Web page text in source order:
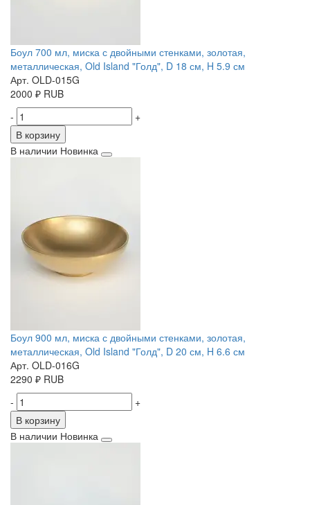
Боул 700 мл, миска с двойными стенками, золотая,
металлическая, Old Island "Голд", D 18 см, H 5.9 см
Арт. OLD-015G
2000 ₽ RUB
-
+
В корзину
В наличии Новинка
Боул 900 мл, миска с двойными стенками, золотая,
металлическая, Old Island "Голд", D 20 см, H 6.6 см
Арт. OLD-016G
2290 ₽ RUB
-
+
В корзину
В наличии Новинка